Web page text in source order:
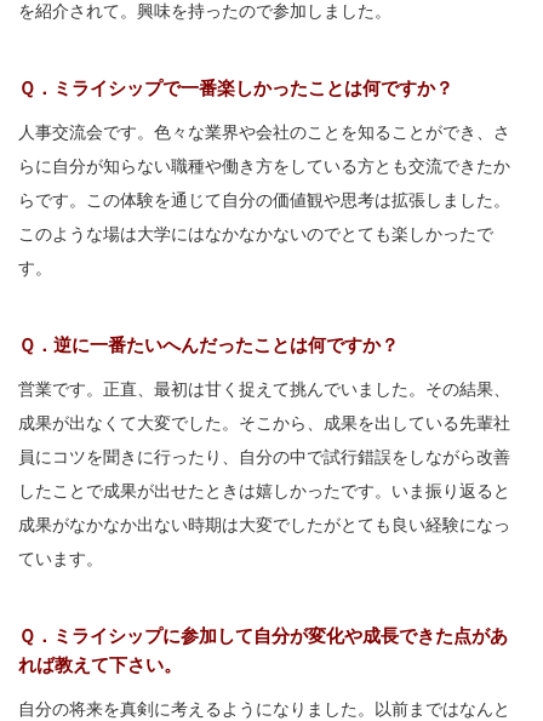
を紹介されて。興味を持ったので参加しました。
Ｑ．ミライシップで一番楽しかったことは何ですか？
人事交流会です。色々な業界や会社のことを知ることができ、さ
らに自分が知らない職種や働き方をしている方とも交流できたか
らです。この体験を通じて自分の価値観や思考は拡張しました。
このような場は大学にはなかなかないのでとても楽しかったで
す。
Ｑ．逆に一番たいへんだったことは何ですか？
営業です。正直、最初は甘く捉えて挑んでいました。その結果、
成果が出なくて大変でした。そこから、成果を出している先輩社
員にコツを聞きに行ったり、自分の中で試行錯誤をしながら改善
したことで成果が出せたときは嬉しかったです。いま振り返ると
成果がなかなか出ない時期は大変でしたがとても良い経験になっ
ています。
Ｑ．ミライシップに参加して自分が変化や成長できた点があ
れば教えて下さい。
自分の将来を真剣に考えるようになりました。以前まではなんと